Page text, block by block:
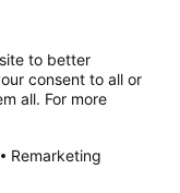
to better
consent to all or
all. For more
Remarketing